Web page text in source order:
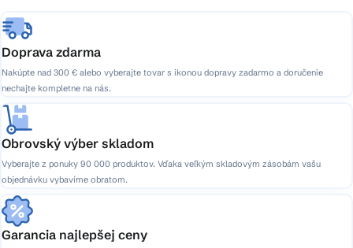
e
Doprava zdarma
Nakúpte nad 300 € alebo vyberajte tovar s ikonou dopravy zadarmo a doručenie
nechajte kompletne na nás.
Obrovský výber skladom
Vyberajte z ponuky 90 000 produktov. Vďaka veľkým skladovým zásobám vašu
objednávku vybavíme obratom.
Garancia najlepšej ceny